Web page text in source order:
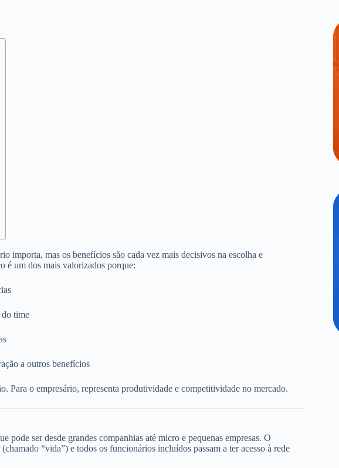
importa, mas os benefícios são cada vez mais decisivos na escolha e
é um dos mais valorizados porque:
do time
a outros benefícios
Para o empresário, representa produtividade e competitividade no mercado.
pode ser desde grandes companhias até micro e pequenas empresas. O
“vida”) e todos os funcionários incluídos passam a ter acesso à rede